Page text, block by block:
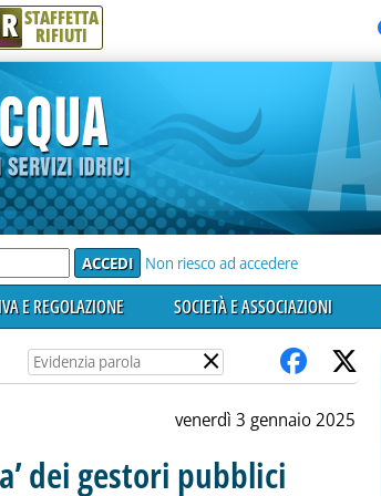
R STAFFETTA
RIFIUTI
Non riesco ad accedere
E REGOLAZIONE SOCIETÀ E ASSOCIAZIONI
×
venerdì 3 gennaio 2025
dei gestori pubblici